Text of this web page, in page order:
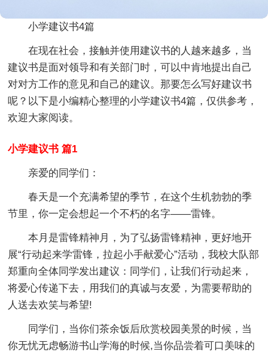
小学建议书4篇
在现在社会，接触并使用建议书的人越来越多，当
建议书是面对领导和有关部门时，可以中肯地提出自己
对对方工作的意见和自己的建议。那要怎么写好建议书
呢？以下是小编精心整理的小学建议书4篇，仅供参考，
欢迎大家阅读。
小学建议书 篇1
亲爱的同学们：
春天是一个充满希望的季节，在这个生机勃勃的季
节里，你一定会想起一个不朽的名字——雷锋。
本月是雷锋精神月，为了弘扬雷锋精神，更好地开
展“行动起来学雷锋，拉起小手献爱心”活动，我校大队部
郑重向全体同学发出建议：同学们，让我们行动起来，
将爱心传递下去，用我们的真诚与友爱，为需要帮助的
人送去欢笑与希望!
同学们，当你们茶余饭后欣赏校园美景的时候，当
你无忧无虑畅游书山学海的时候,当你品尝着可口美味的